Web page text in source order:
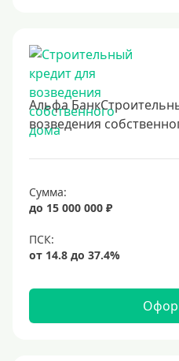
6 лет
8 лет
9 лет
10 лет
20 лет
25 лет
30 лет
2 месяца
3 месяца
Альфа
возведения
Сумма:
до 15 000 000 ₽